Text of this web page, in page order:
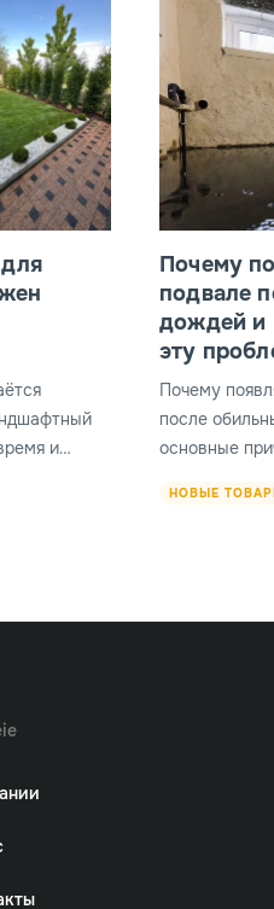
и
Почему
подвале
дождей и
эту
Почему
после
основные
НОВЫЕ